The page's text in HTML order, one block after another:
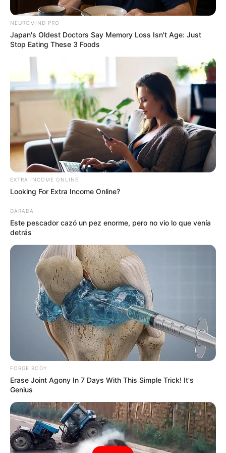
Alcaldía de Bogotá
Deportistas reciben sorpresa: entrenar en los parques
será increíble
Por: Gustavo Gómez Martínez
Octubre 25, 2024
COMPARTIR
UNIRSE AL CANAL DE WHATSAPP
Bogotá empieza este sábado un nuevo ciclo de
racionamiento de agua, con el turno 1, lo que implica
cortes del servicio en algunos barrios de las localidades
Antonio Nariño, Barrios Unidos, Chapinero, Los
Mártires, Puente Aranda, Rafael Uribe Uribe, Santa Fe,
Teusaquillo, Tunjuelito y Usaquén. La zona afectada
incluye gran parte delParque Metropolitano Simón
Más noticias de Bogotá:
lanza nuevos subsidios para ayudar a pagar la casa
ElParque Metropolitano Simón Bolívares el complejo
deportivo más importante de Bogotá, pues incluye
escenarios deportivos y recreativos en tres localidades de
NEUROMIND PRO
Japan's Oldest Doctors Say Memory Loss Isn't Age: Just
Stop Eating These 3 Foods
EXTRA INCOME ONLINE
Looking For Extra Income Online?
DARADA
Este pescador cazó un pez enorme, pero no vio lo que venía
detrás
FORGE BODY
Erase Joint Agony In 7 Days With This Simple Trick! It's
Genius